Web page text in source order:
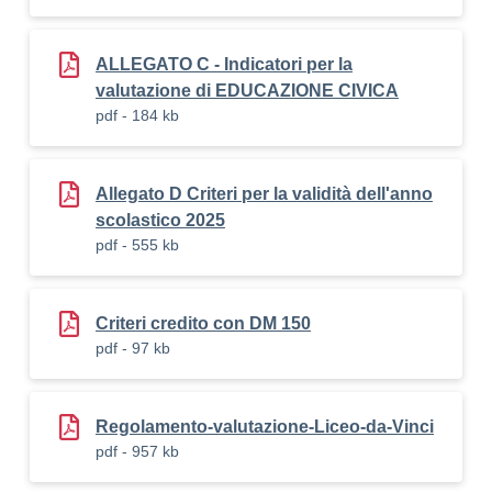
ALLEGATO C - Indicatori per la
valutazione di EDUCAZIONE CIVICA
pdf - 184 kb
Allegato D Criteri per la validità dell'anno
scolastico 2025
pdf - 555 kb
Criteri credito con DM 150
pdf - 97 kb
Regolamento-valutazione-Liceo-da-Vinci
pdf - 957 kb